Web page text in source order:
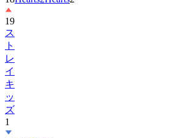
19
ス
ト
レ
イ
キ
ッ
ズ
1